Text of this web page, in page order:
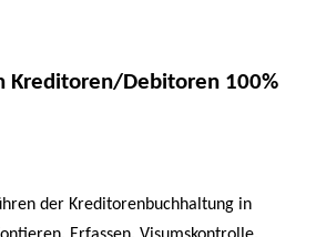
Kreditoren/Debitoren 100%
der Kreditorenbuchhaltung in